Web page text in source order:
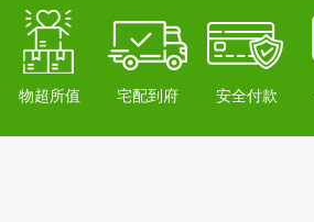
物超所值 宅配到府 安全付款